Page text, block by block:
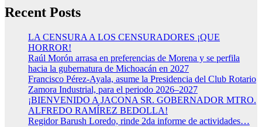
Recent Posts
LA CENSURA A LOS CENSURADORES ¡QUE
HORROR!
Raúl Morón arrasa en preferencias de Morena y se perfila
hacia la gubernatura de Michoacán en 2027
Francisco Pérez-Ayala, asume la Presidencia del Club Rotario
Zamora Industrial, para el periodo 2026–2027
¡BIENVENIDO A JACONA SR. GOBERNADOR MTRO.
ALFREDO RAMÍREZ BEDOLLA!
Regidor Barush Loredo, rinde 2da informe de actividades…